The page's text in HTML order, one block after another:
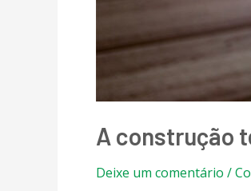
A construção
Deixe um comentário /